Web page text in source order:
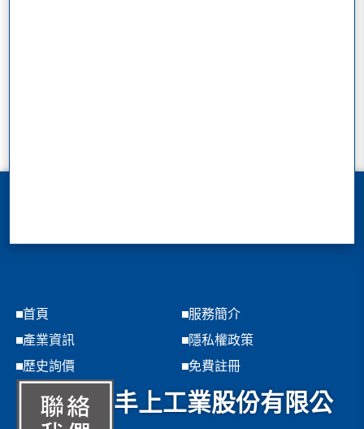
首頁
服務簡介
產業資訊
隱私權政策
歷史詢價
免費註冊
丰上工業股份有限公